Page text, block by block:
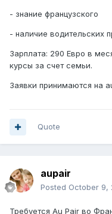
- знание французского
- наличие водительских
Зарплата: 290 Евро в
курсы за счет семьи.
Заявки принимаются на
Quote
aupair
Posted October 9,
Требуется Au Pair во